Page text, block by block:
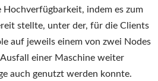
Hochverfügbarkeit, indem es zum
stellte, unter der, für die Clients
auf jeweils einem von zwei Nodes
einer Maschine weiter
auch genutzt werden konnte.